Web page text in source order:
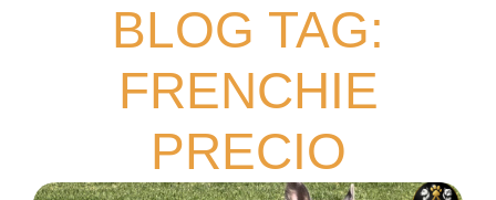
BLOG TAG:
FRENCHIE
PRECIO